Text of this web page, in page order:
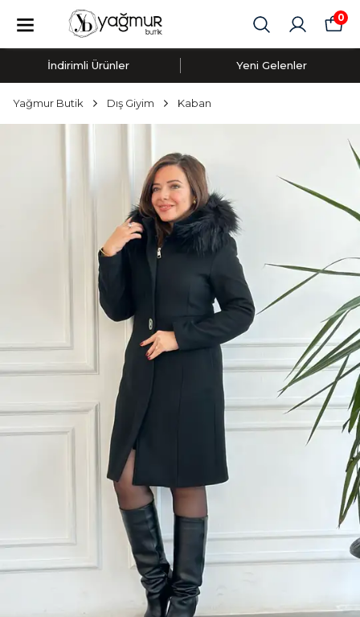
0
İndirimli Ürünler Yeni Gelenler
Yağmur Butik Dış Giyim Kaban